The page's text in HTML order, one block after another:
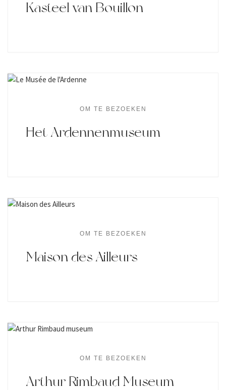
Kasteel van Bouillon
OM TE BEZOEKEN
Het Ardennenmuseum
OM TE BEZOEKEN
Maison des Ailleurs
OM TE BEZOEKEN
Arthur Rimbaud Museum